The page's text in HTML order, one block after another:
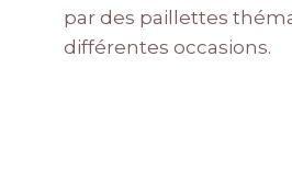
par des paillettes
différentes occasions.